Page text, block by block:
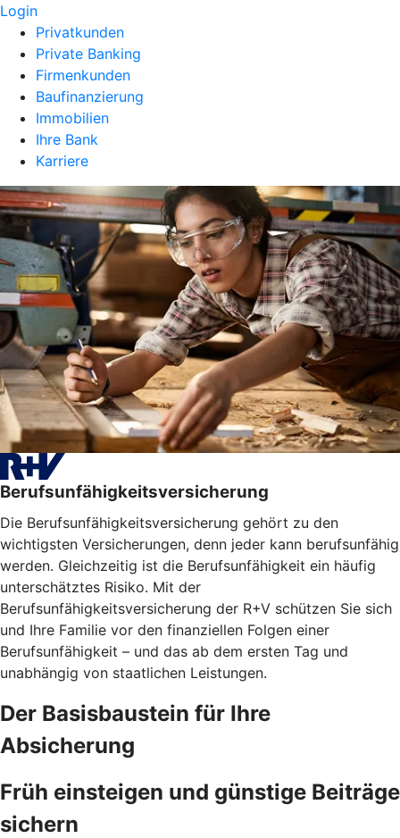
Login
Privatkunden
Private Banking
Firmenkunden
Baufinanzierung
Immobilien
Ihre Bank
Karriere
Berufsunfähigkeitsversicherung
Die Berufsunfähigkeitsversicherung gehört zu den
wichtigsten Versicherungen, denn jeder kann berufsunfähig
werden. Gleichzeitig ist die Berufsunfähigkeit ein häufig
unterschätztes Risiko. Mit der
Berufsunfähigkeitsversicherung der R+V schützen Sie sich
und Ihre Familie vor den finanziellen Folgen einer
Berufsunfähigkeit – und das ab dem ersten Tag und
unabhängig von staatlichen Leistungen.
Der Basisbaustein für Ihre
Absicherung
Früh einsteigen und günstige Beiträge
sichern